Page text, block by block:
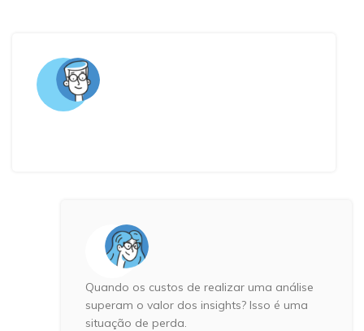
Quando os custos de realizar uma análise
superam o valor dos insights? Isso é uma
situação de perda.